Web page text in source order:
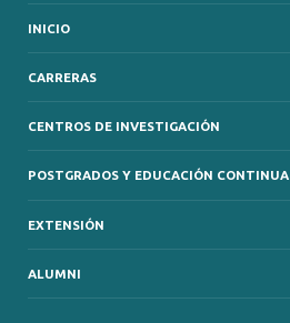
INICIO
CARRERAS
CENTROS DE INVESTIGACIÓN
POSTGRADOS Y EDUCACIÓN CONTINUA
EXTENSIÓN
ALUMNI